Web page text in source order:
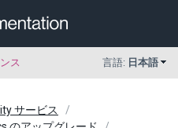
ス 言語: 日本語
サービス